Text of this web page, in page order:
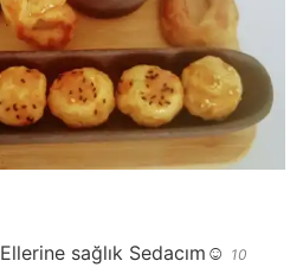
Ellerine sağlık Sedacım☺️ 10